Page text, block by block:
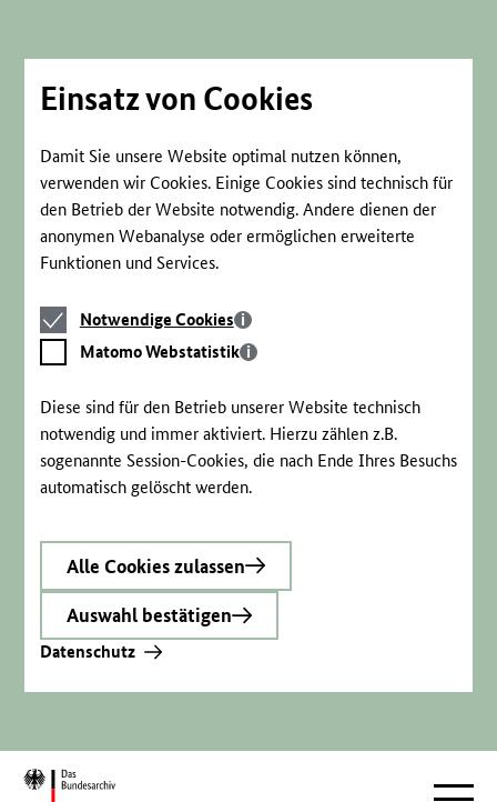
Einsatz von Cookies
Damit Sie unsere Website optimal nutzen können,
verwenden wir Cookies. Einige Cookies sind technisch für
den Betrieb der Website notwendig. Andere dienen der
anonymen Webanalyse oder ermöglichen erweiterte
Funktionen und Services.
Notwendige
Cookies
Notwendige Cookies
Matomo
Webstatistik
Matomo Webstatistik
Diese sind für den Betrieb unserer Website technisch
notwendig und immer aktiviert. Hierzu zählen z.B.
sogenannte Session-Cookies, die nach Ende Ihres Besuchs
automatisch gelöscht werden.
Alle Cookies zulassen
Auswahl bestätigen
Datenschutz
Zur